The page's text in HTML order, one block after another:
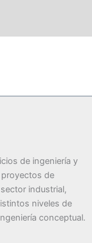
de ingeniería y
proyectos de
industrial,
niveles de
conceptual.